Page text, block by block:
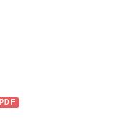
PDF